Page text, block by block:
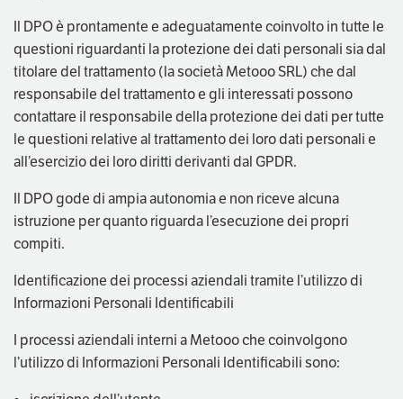
Il DPO è prontamente e adeguatamente coinvolto in tutte le
questioni riguardanti la protezione dei dati personali sia dal
titolare del trattamento (la società Metooo SRL) che dal
responsabile del trattamento e gli interessati possono
contattare il responsabile della protezione dei dati per tutte
le questioni relative al trattamento dei loro dati personali e
all’esercizio dei loro diritti derivanti dal GPDR.
Il DPO gode di ampia autonomia e non riceve alcuna
istruzione per quanto riguarda l’esecuzione dei propri
compiti.
Identificazione dei processi aziendali tramite l’utilizzo di
Informazioni Personali Identificabili
I processi aziendali interni a Metooo che coinvolgono
l’utilizzo di Informazioni Personali Identificabili sono: